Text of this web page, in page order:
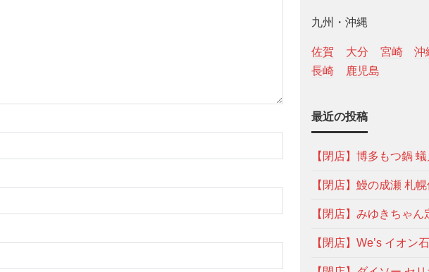
九州・沖縄
佐賀 大分 宮崎 沖
長崎
鹿児島
最近の投稿
【閉店】博多もつ鍋
【閉店】鰻の成瀬 札
【閉店】みゆきちゃん
【閉店】We’s イオン